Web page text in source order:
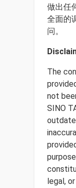
做出任
全面的
问。
The
not
SINO
legal,